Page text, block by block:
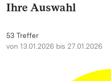
Ihre Auswahl
53 Treffer
von 13.01.2026 bis 27.01.2026